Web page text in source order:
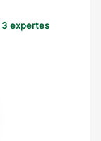
3 expertes